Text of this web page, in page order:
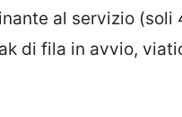
al servizio (soli
di fila in avvio,